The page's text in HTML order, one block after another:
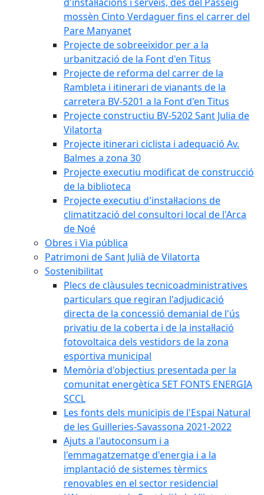
mossèn Cinto Verdaguer fins el carrer del
Pare Manyanet
Projecte de sobreeixidor per a la
urbanització de la Font d'en Titus
Projecte de reforma del carrer de la
Rambleta i itinerari de vianants de la
carretera BV-5201 a la Font d'en Titus
Projecte constructiu BV-5202 Sant Julia de
Vilatorta
Projecte itinerari ciclista i adequació Av.
Balmes a zona 30
Projecte executiu modificat de construcció
de la biblioteca
Projecte executiu d'instal·lacions de
climatització del consultori local de l'Arca
de Noé
Obres i Via pública
Patrimoni de Sant Julià de Vilatorta
Sostenibilitat
Plecs de clàusules tecnicoadministratives
particulars que regiran l'adjudicació
directa de la concessió demanial de l'ús
privatiu de la coberta i de la instal·lació
fotovoltaica dels vestidors de la zona
esportiva municipal
Memòria d'objectius presentada per la
comunitat energètica SET FONTS ENERGIA
SCCL
Les fonts dels municipis de l'Espai Natural
de les Guilleries-Savassona 2021-2022
Ajuts a l'autoconsum i a
l'emmagatzematge d'energia i a la
implantació de sistemes tèrmics
renovables en el sector residencial